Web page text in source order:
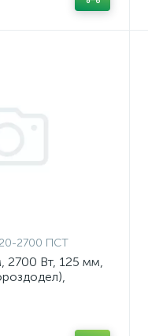
2700 ПСТ
2700 Вт, 125 мм,